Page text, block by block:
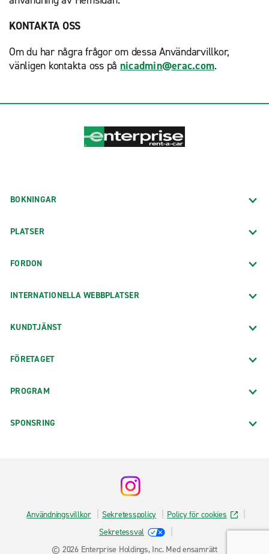
KONTAKTA OSS
Om du har några frågor om dessa Användarvillkor,
vänligen kontakta oss på nicadmin@erac.com.
BOKNINGAR
PLATSER
FORDON
INTERNATIONELLA WEBBPLATSER
KUNDTJÄNST
FÖRETAGET
PROGRAM
SPONSRING
Användningsvillkor Sekretesspolicy
Policy för cookies
Sekretessval
© 2026 Enterprise Holdings, Inc. Med ensamrätt